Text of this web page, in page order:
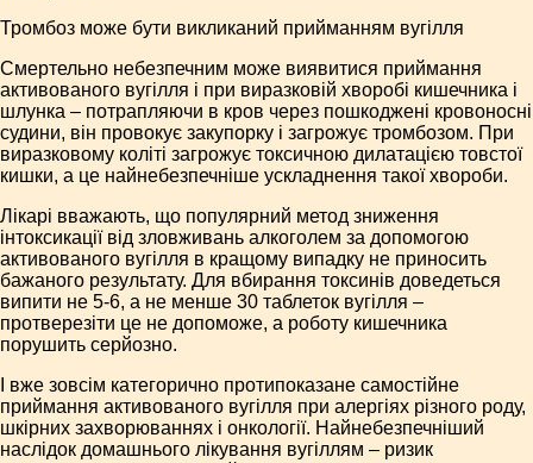
Тромбоз може бути викликаний прийманням вугілля
Смертельно небезпечним може виявитися приймання
активованого вугілля і при виразковій хворобі кишечника і
шлунка – потрапляючи в кров через пошкоджені кровоносні
судини, він провокує закупорку і загрожує тромбозом. При
виразковому коліті загрожує токсичною дилатацією товстої
кишки, а це найнебезпечніше ускладнення такої хвороби.
Лікарі вважають, що популярний метод зниження
інтоксикації від зловживань алкоголем за допомогою
активованого вугілля в кращому випадку не приносить
бажаного результату. Для вбирання токсинів доведеться
випити не 5-6, а не менше 30 таблеток вугілля –
протверезіти це не допоможе, а роботу кишечника
порушить серйозно.
І вже зовсім категорично протипоказане самостійне
приймання активованого вугілля при алергіях різного роду,
шкірних захворюваннях і онкології. Найнебезпечніший
наслідок домашнього лікування вугіллям – ризик